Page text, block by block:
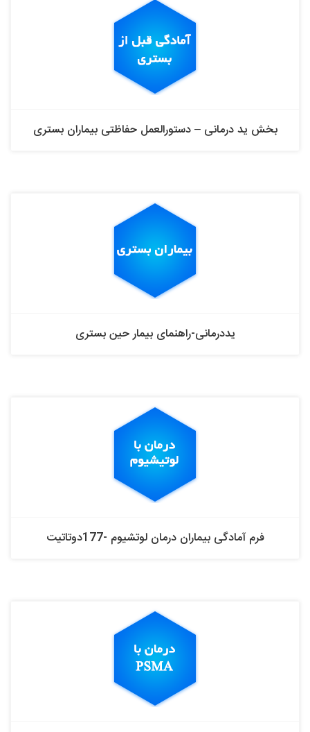
بخش ید درمانی – دستورالعمل حفاظتی بیماران بستری
یددرمانی-راهنمای بیمار حین بستری
فرم آمادگی بیماران درمان لوتشیوم -177دوتاتیت